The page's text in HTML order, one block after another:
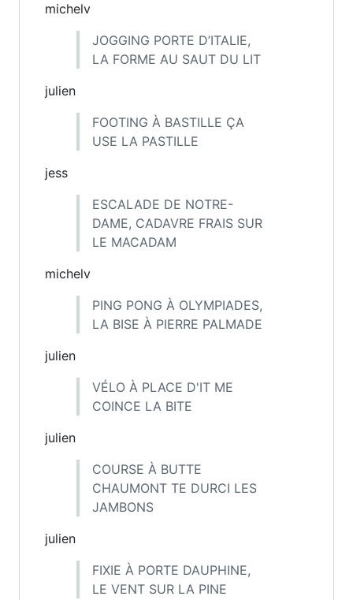
michelv
JOGGING PORTE D’ITALIE,
LA FORME AU SAUT DU LIT
julien
FOOTING À BASTILLE ÇA
USE LA PASTILLE
jess
ESCALADE DE NOTRE-
DAME, CADAVRE FRAIS SUR
LE MACADAM
michelv
PING PONG À OLYMPIADES,
LA BISE À PIERRE PALMADE
julien
VÉLO À PLACE D'IT ME
COINCE LA BITE
julien
COURSE À BUTTE
CHAUMONT TE DURCI LES
JAMBONS
julien
FIXIE À PORTE DAUPHINE,
LE VENT SUR LA PINE